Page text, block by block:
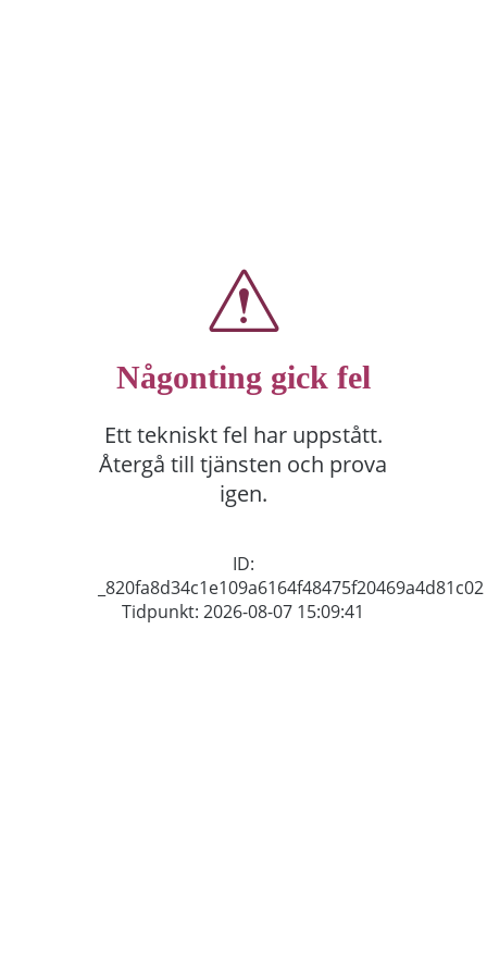
Någonting gick fel
Ett tekniskt fel har uppstått.
Återgå till tjänsten och prova
igen.
ID:
_820fa8d34c1e109a6164f48475f20469a4d81c02
Tidpunkt: 2026-08-07 15:09:41